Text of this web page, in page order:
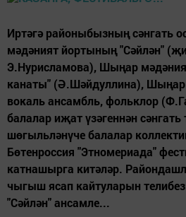
Иртәгә районыбызның сәнгать
мәдәният йортының "Сәйлән"
Э.Нурисламова), Шыңар
канаты" (Ә.Шәйдуллина), Шыңар
вокаль ансамбль, фольклор
балалар иҗат үзәгеннән сәнгать
шөгыльләнүче балалар
Бөтенроссия "Этномериада"
катнашырга китәләр.
чыгыш ясап кайтуларын
"Сәйлән" ансамле...